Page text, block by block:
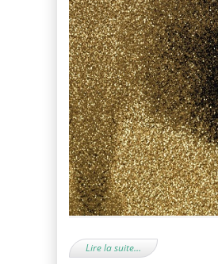
Lire la suite…